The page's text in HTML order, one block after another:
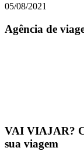
05/08/2021
Agência de
VAI VIAJAR?
sua viagem